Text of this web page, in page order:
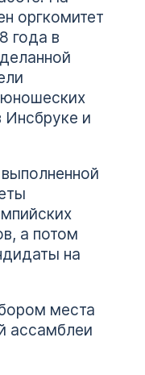
оргкомитет
года в
юношеских
Инсбруке и
а потом
на
места
ассамблеи